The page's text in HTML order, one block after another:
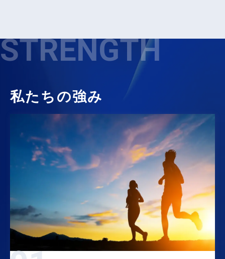
STRENGTH
私たちの強み